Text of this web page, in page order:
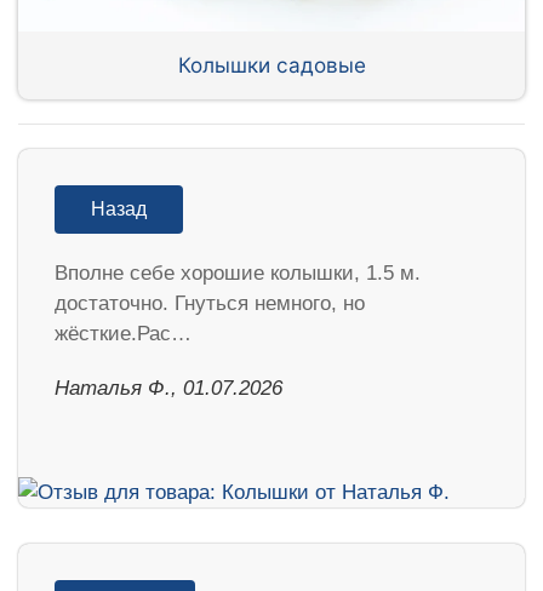
Колышки садовые
Назад
Вполне себе хорошие колышки, 1.5 м.
достаточно. Гнуться немного, но
жёсткие.Рас…
Наталья Ф., 01.07.2026